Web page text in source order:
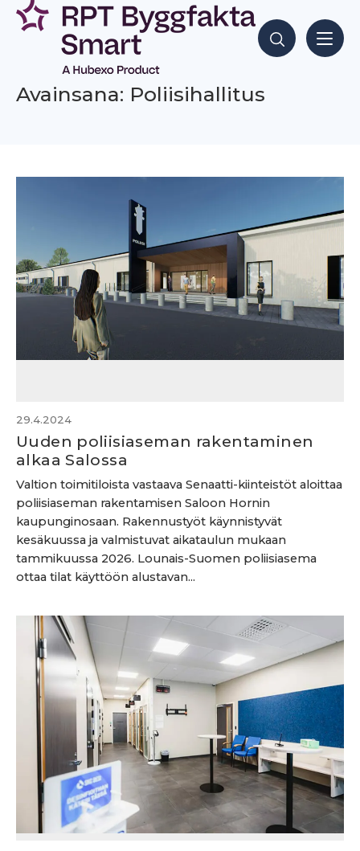
Siirry
sisältöön
Hae sisältöjä
Avainsana: Poliisihallitus
29.4.2024
Uuden poliisiaseman rakentaminen
alkaa Salossa
Valtion toimitiloista vastaava Senaatti-kiinteistöt aloittaa
poliisiaseman rakentamisen Saloon Hornin
kaupunginosaan. Rakennustyöt käynnistyvät
kesäkuussa ja valmistuvat aikataulun mukaan
tammikuussa 2026. Lounais-Suomen poliisiasema
ottaa tilat käyttöön alustavan...